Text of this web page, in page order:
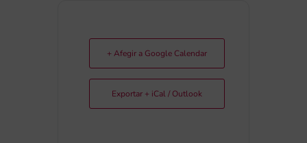
+ Afegir a Google Calendar
Exportar + iCal / Outlook